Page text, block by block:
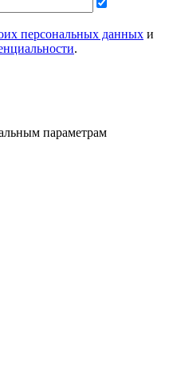
персональных данных и
.
параметрам